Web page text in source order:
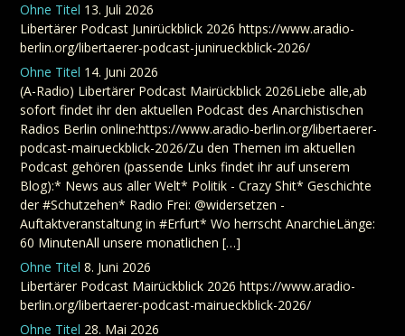
Ohne Titel 13. Juli 2026
Libertärer Podcast Junirückblick 2026 https://www.aradio-
berlin.org/libertaerer-podcast-junirueckblick-2026/
Ohne Titel 14. Juni 2026
(A-Radio) Libertärer Podcast Mairückblick 2026Liebe alle,ab
sofort findet ihr den aktuellen Podcast des Anarchistischen
Radios Berlin online:https://www.aradio-berlin.org/libertaerer-
podcast-mairueckblick-2026/Zu den Themen im aktuellen
Podcast gehören (passende Links findet ihr auf unserem
Blog):* News aus aller Welt* Politik - Crazy Shit* Geschichte
der #Schutzehen* Radio Frei: @widersetzen -
Auftaktveranstaltung in #Erfurt* Wo herrscht AnarchieLänge:
60 MinutenAll unsere monatlichen […]
Ohne Titel 8. Juni 2026
Libertärer Podcast Mairückblick 2026 https://www.aradio-
berlin.org/libertaerer-podcast-mairueckblick-2026/
Ohne Titel 28. Mai 2026